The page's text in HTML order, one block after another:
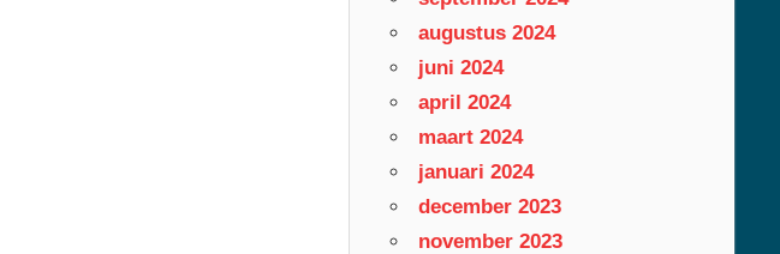
augustus 2024
juni 2024
april 2024
maart 2024
januari 2024
december 2023
november 2023